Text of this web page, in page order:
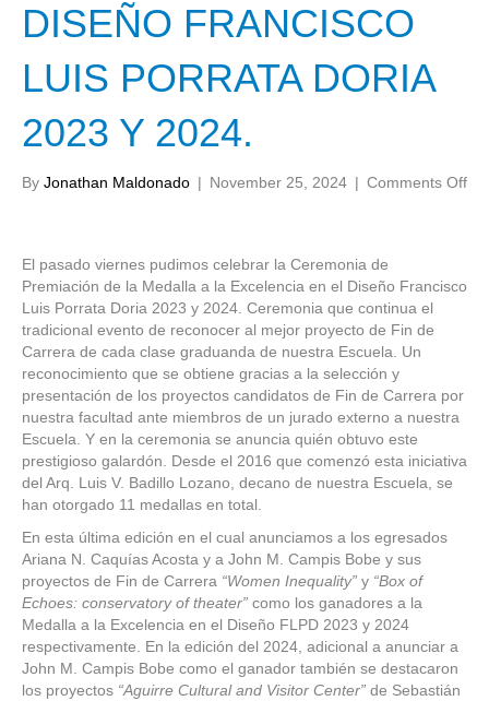
DISEÑO FRANCISCO
LUIS PORRATA DORIA
2023 Y 2024.
By Jonathan Maldonado | November 25, 2024 | Comments Offon
El pasado viernes pudimos celebrar la Ceremonia de
Premiación de la Medalla a la Excelencia en el Diseño Francisco
Luis Porrata Doria 2023 y 2024. Ceremonia que continua el
tradicional evento de reconocer al mejor proyecto de Fin de
Carrera de cada clase graduanda de nuestra Escuela. Un
reconocimiento que se obtiene gracias a la selección y
presentación de los proyectos candidatos de Fin de Carrera por
nuestra facultad ante miembros de un jurado externo a nuestra
Escuela. Y en la ceremonia se anuncia quién obtuvo este
prestigioso galardón. Desde el 2016 que comenzó esta iniciativa
del Arq. Luis V. Badillo Lozano, decano de nuestra Escuela, se
han otorgado 11 medallas en total.
En esta última edición en el cual anunciamos a los egresados
Ariana N. Caquías Acosta y a John M. Campis Bobe y sus
proyectos de Fin de Carrera “Women Inequality” y “Box of
Echoes: conservatory of theater” como los ganadores a la
Medalla a la Excelencia en el Diseño FLPD 2023 y 2024
respectivamente. En la edición del 2024, adicional a anunciar a
John M. Campis Bobe como el ganador también se destacaron
los proyectos “Aguirre Cultural and Visitor Center” de Sebastián